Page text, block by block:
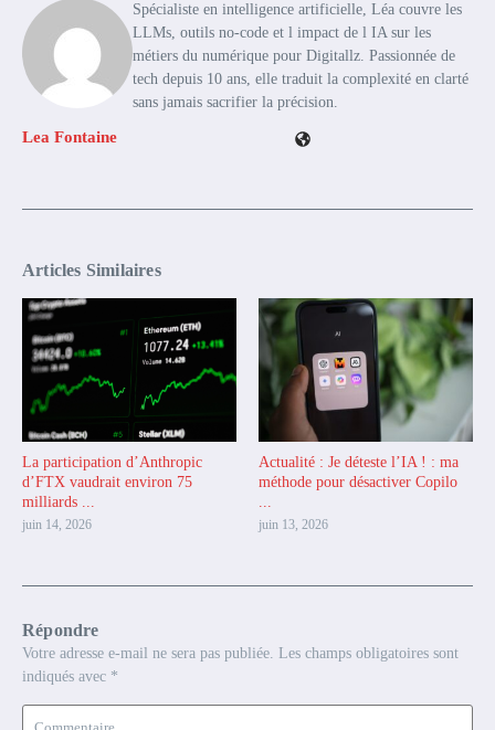
Lea Fontaine
Spécialiste en intelligence artificielle, Léa couvre les
LLMs, outils no-code et l impact de l IA sur les
métiers du numérique pour Digitallz. Passionnée de
tech depuis 10 ans, elle traduit la complexité en clarté
sans jamais sacrifier la précision.
Articles Similaires
La participation d’Anthropic
d’FTX vaudrait environ 75
milliards ...
juin 14, 2026
Actualité : Je déteste l’IA ! : ma
méthode pour désactiver Copilo
juin 13, 2026
Répondre
Votre adresse e-mail ne sera pas publiée. Les champs obligatoires sont
indiqués avec *